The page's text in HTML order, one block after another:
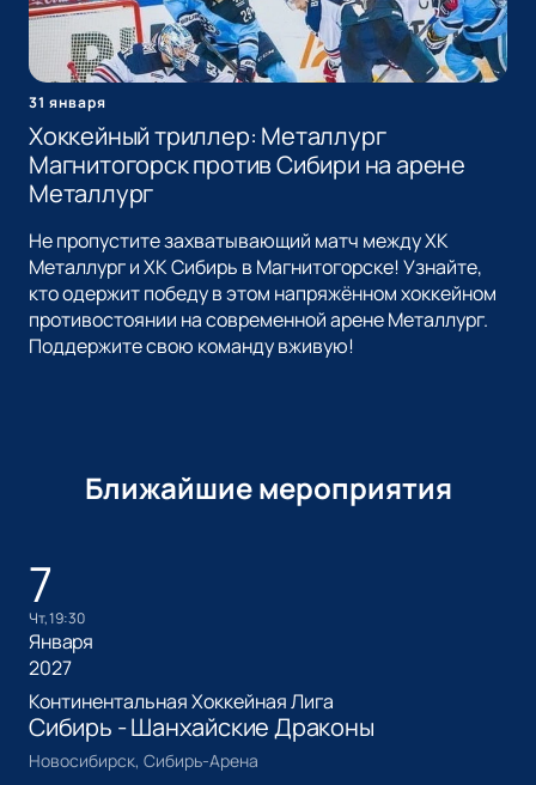
31 января
Хоккейный триллер: Металлург
Магнитогорск против Сибири на арене
Металлург
Не пропустите захватывающий матч между ХК
Металлург и ХК Сибирь в Магнитогорске! Узнайте,
кто одержит победу в этом напряжённом хоккейном
противостоянии на современной арене Металлург.
Поддержите свою команду вживую!
Ближайшие мероприятия
7
чт, 19:30
Января
2027
Континентальная Хоккейная Лига
Сибирь - Шанхайские Драконы
Новосибирск, Сибирь-Арена